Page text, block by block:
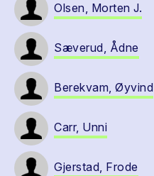
Olsen, Morten J.
Sæverud, Ådne
Berekvam, Øyvind
Carr, Unni
Gjerstad, Frode